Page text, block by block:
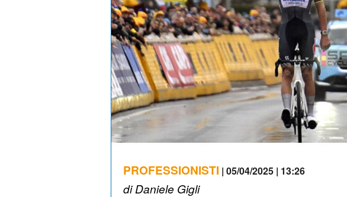
PROFESSIONISTI | 05/04/2025 | 13:26
di Daniele Gigli